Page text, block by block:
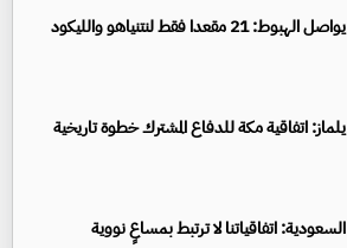
يواصل الهبوط: 21 مقعدا فقط لنتنياهو والليكود
يلماز: اتفاقية مكة للدفاع المشترك خطوة تاريخية
السعودية: اتفاقياتنا لا ترتبط بمساعٍ نووية